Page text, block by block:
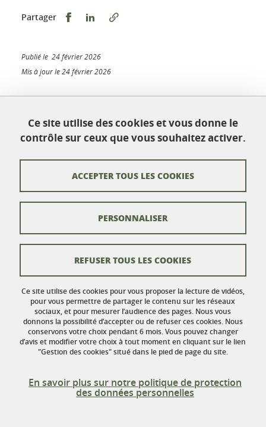
Partager Partager sur Facebook
Partager sur LinkedIn
Publié le 24 février 2026
Mis à jour le 24 février 2026
École doctorale Chimie et sciences du vivant
Université Grenoble Alpes
110 rue de la Chimie
Domaine Universitaire
38402 Saint-Martin-d'Hères
Crédits
Mentions légales
Données personnelles
Gestion des cookies
Ce site utilise des cookies et vous donne le
contrôle sur ceux que vous souhaitez activer.
Ce site utilise des cookies pour vous proposer la lecture de vidéos,
pour vous permettre de partager le contenu sur les réseaux
sociaux, et pour mesurer l’audience des pages. Nous vous
donnons la possibilité d’accepter ou de refuser ces cookies. Nous
conservons votre choix pendant 6 mois. Vous pouvez changer
d’avis et modifier votre choix à tout moment en cliquant sur le lien
"Gestion des cookies" situé dans le pied de page du site.
En savoir plus sur notre politique de protection
des données personnelles
ACCEPTER TOUS LES COOKIES
REFUSER TOUS LES COOKIES
PERSONNALISER